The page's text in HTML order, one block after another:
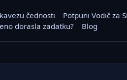
čednosti
Potpuni Vodič za
dorasla zadatku? Blog